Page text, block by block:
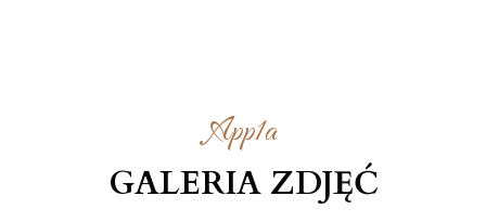
App1a
GALERIA ZDJĘĆ